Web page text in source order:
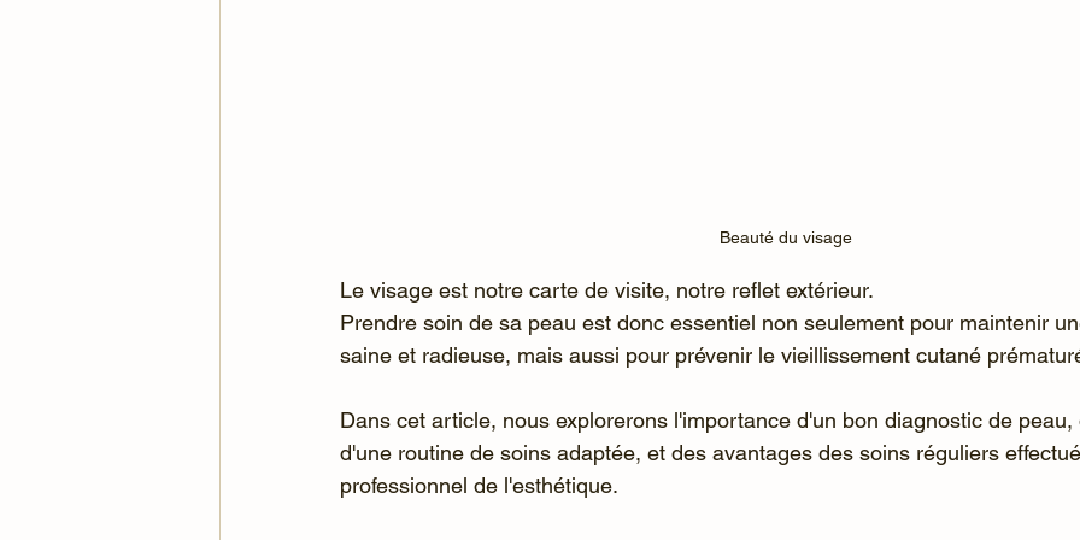
Beauté du visage
Le visage est notre carte de visite, notre reflet extérieur.
Prendre soin de sa peau est donc essentiel non seulement pour maintenir
saine et radieuse, mais aussi pour prévenir le vieillissement cutané
Dans cet article, nous explorerons l'importance d'un bon diagnostic de
d'une routine de soins adaptée, et des avantages des soins réguliers
professionnel de l'esthétique.